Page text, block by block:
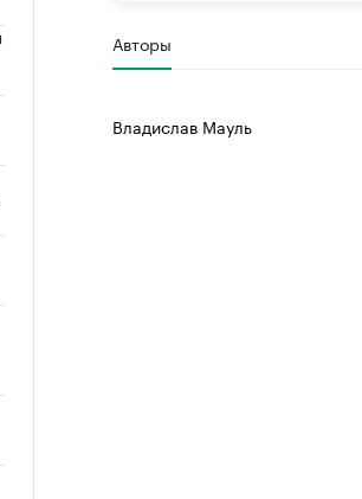
Авторы
Владислав Мауль